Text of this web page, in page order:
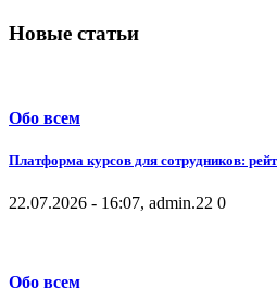
Новые статьи
Обо всем
Платформа курсов для сотрудников:
22.07.2026 - 16:07, admin.22 0
Обо всем